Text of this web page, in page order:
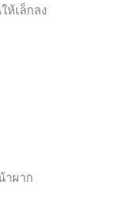
ห้เล็กลง
าผาก